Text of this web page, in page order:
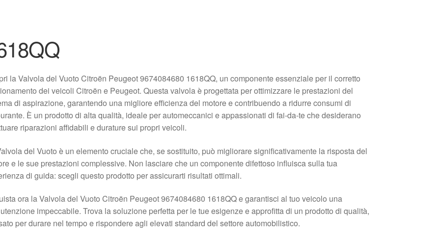
la Valvola del Vuoto Citroën Peugeot 9674084680 1618QQ, un componente essenziale per il corretto
dei veicoli Citroën e Peugeot. Questa valvola è progettata per ottimizzare le prestazioni del
di aspirazione, garantendo una migliore efficienza del motore e contribuendo a ridurre consumi di
È un prodotto di alta qualità, ideale per automeccanici e appassionati di fai-da-te che desiderano
riparazioni affidabili e durature sui propri veicoli.
del Vuoto è un elemento cruciale che, se sostituito, può migliorare significativamente la risposta del
e le sue prestazioni complessive. Non lasciare che un componente difettoso influisca sulla tua
di guida: scegli questo prodotto per assicurarti risultati ottimali.
ora la Valvola del Vuoto Citroën Peugeot 9674084680 1618QQ e garantisci al tuo veicolo una
impeccabile. Trova la soluzione perfetta per le tue esigenze e approfitta di un prodotto di qualità,
per durare nel tempo e rispondere agli elevati standard del settore automobilistico.